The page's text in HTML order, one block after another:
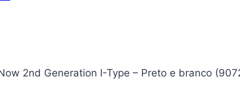
2nd Generation I-Type – Preto e branco